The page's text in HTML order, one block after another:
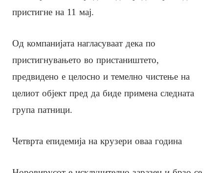
пристигне на 11 мај.
Од компанијата нагласуваат дека по
пристигнувањето во пристаништето,
предвидено е целосно и темелно чистење на
целиот објект пред да биде примена следната
група патници.
Четврта епидемија на крузери оваа година